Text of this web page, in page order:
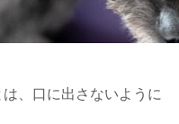
、口に出さないように